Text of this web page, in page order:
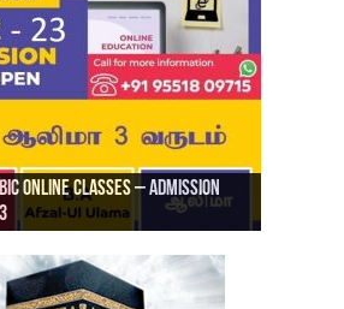
Online Classes – Admission
Online Classes – BA Arabic
COLLEGE ADMISSION
Jamia Al Hajiri
Masjid), Malaz, Riyadh